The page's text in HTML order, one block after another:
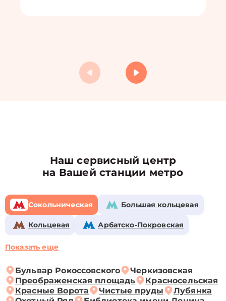
Наш сервисный центр
на Вашей станции метро
Сокольническая Большая кольцевая
Кольцевая Арбатско-Покровская
Показать еще
Бульвар Рокоссовского
Черкизовская
Преображенская площадь
Красносельская
Красные Ворота
Чистые пруды
Лубянка